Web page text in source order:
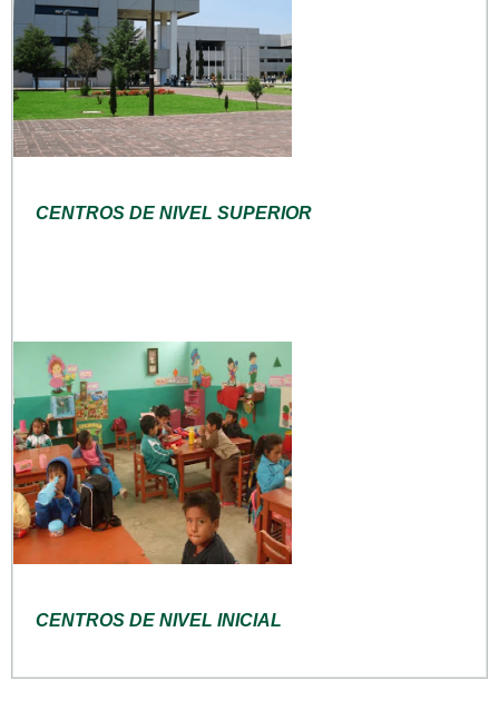
CENTROS DE NIVEL SUPERIOR
CENTROS DE NIVEL INICIAL